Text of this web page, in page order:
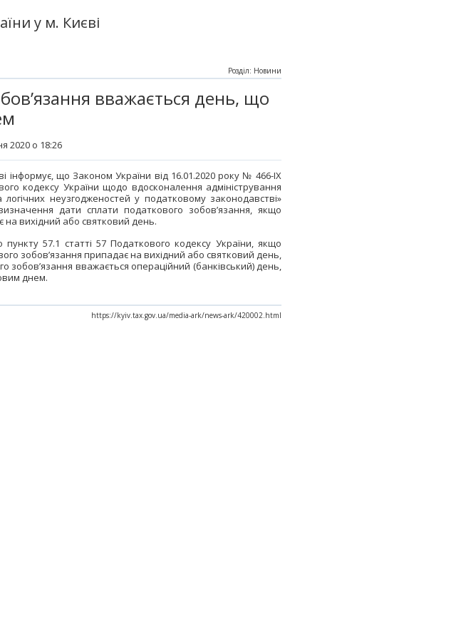
у м. Києві
вважається день, що
2020 о 18:26
Розділ: Новини
інформує, що Законом України від 16.01.2020 року № 466-ІХ
кодексу України щодо вдосконалення адміністрування
логічних неузгодженостей у податковому законодавстві»
дати сплати податкового зобов’язання, якщо
вихідний або святковий день.
пункту 57.1 статті 57 Податкового кодексу України, якщо
зобов’язання припадає на вихідний або святковий день,
зобов’язання вважається операційний (банківський) день,
днем.
https://kyiv.tax.gov.ua/media-ark/news-ark/420002.html